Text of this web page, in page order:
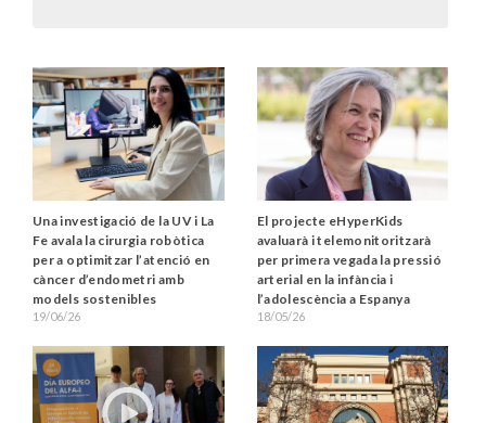
Una investigació de la UV i La
Fe avala la cirurgia robòtica
per a optimitzar l’atenció en
càncer d’endometri amb
models sostenibles
19/06/26
El projecte eHyperKids
avaluarà i telemonitoritzarà
per primera vegada la pressió
arterial en la infància i
l’adolescència a Espanya
18/05/26